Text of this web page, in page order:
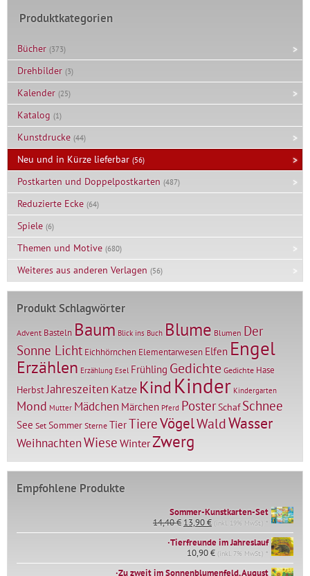
Produktkategorien
Bücher (373)
Drehbilder (3)
Kalender (25)
Katalog (1)
Kunstdrucke (44)
Neu und in Kürze lieferbar (56)
Postkarten und Doppelpostkarten (487)
Reduzierte Ecke (64)
Spiele (6)
Themen und Motive (680)
Weiteres aus anderen Verlagen (56)
Produkt Schlagwörter
Advent Basteln Baum Blick ins Buch Blume Blumen Der
Sonne Licht Eichhörnchen Elementarwesen Elfen Engel
Erzählen Erzählung Esel Frühling Gedichte Gedichte Hase
HerbstJahreszeitenKatze KindKinder Kindergarten
Mond Mutter Mädchen Märchen Pferd PosterSchaf Schnee
See Set Sommer Sterne TierTiereVögelWaldWasser
WeihnachtenWiese WinterZwerg
Empfohlene Produkte
Sommer-Kunstkarten-Set
14,40€ Ursprünglicher
Preis
war:
14,40 €
13,90€Aktueller
Preis
ist:
13,90 €.
(inkl. 19% MwSt.) *
∙Tierfreunde im Jahreslauf
10,90€ (inkl. 7% MwSt.) *
∙Zu zweit im Sonnenblumenfeld, August